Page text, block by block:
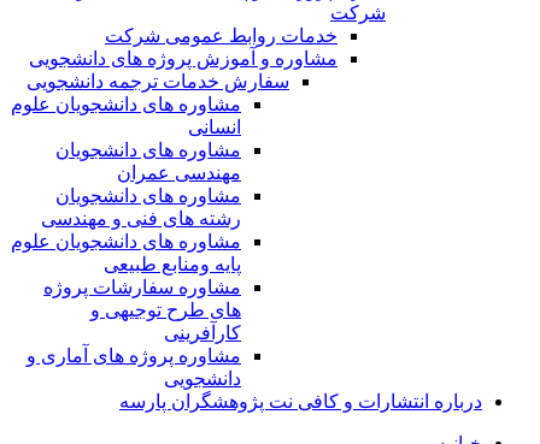
شرکت
خدمات روابط عمومی شرکت
مشاوره و آموزش پروژه های دانشجویی
سفارش خدمات ترجمه دانشجویی
مشاوره های دانشجویان علوم
انسانی
مشاوره های دانشجویان
مهندسی عمران
مشاوره های دانشجویان
رشته های فنی و مهندسی
مشاوره های دانشجویان علوم
پایه ومنابع طبیعی
مشاوره سفارشات پروژه
های طرح توجیهی و
کارآفرینی
مشاوره پروژه های آماری و
دانشجویی
درباره انتشارات و کافی نت پژوهشگران پارسه